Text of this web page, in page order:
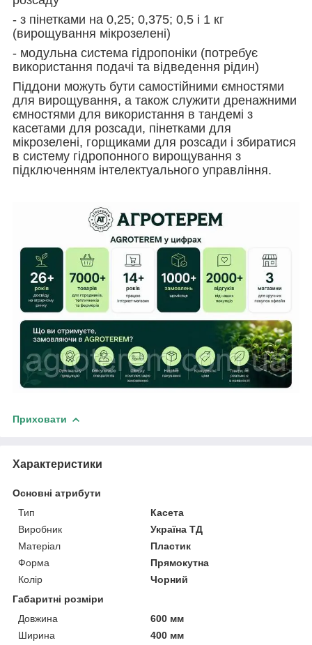
- з пінетками на 0,25; 0,375; 0,5 і 1 кг
(вирощування мікрозелені)
- модульна система гідропоніки (потребує
використання подачі та відведення рідин)
Піддони можуть бути самостійними ємностями
для вирощування, а також служити дренажними
ємностями для використання в тандемі з
касетами для розсади, пінетками для
мікрозелені, горщиками для розсади і збиратися
в систему гідропонного вирощування з
підключенням інтелектуального управління.
Приховати
Характеристики
Основні атрибути
Тип
Касета
Виробник
Україна ТД
Матеріал
Пластик
Форма
Прямокутна
Колір
Чорний
Габаритні розміри
Довжина
600 мм
Ширина
400 мм